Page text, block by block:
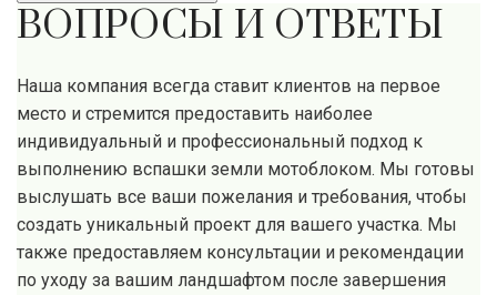
ВОПРОСЫ И ОТВЕТЫ
Наша компания всегда ставит клиентов на первое
место и стремится предоставить наиболее
индивидуальный и профессиональный подход к
выполнению вспашки земли мотоблоком. Мы готовы
выслушать все ваши пожелания и требования, чтобы
создать уникальный проект для вашего участка. Мы
также предоставляем консультации и рекомендации
по уходу за вашим ландшафтом после завершения